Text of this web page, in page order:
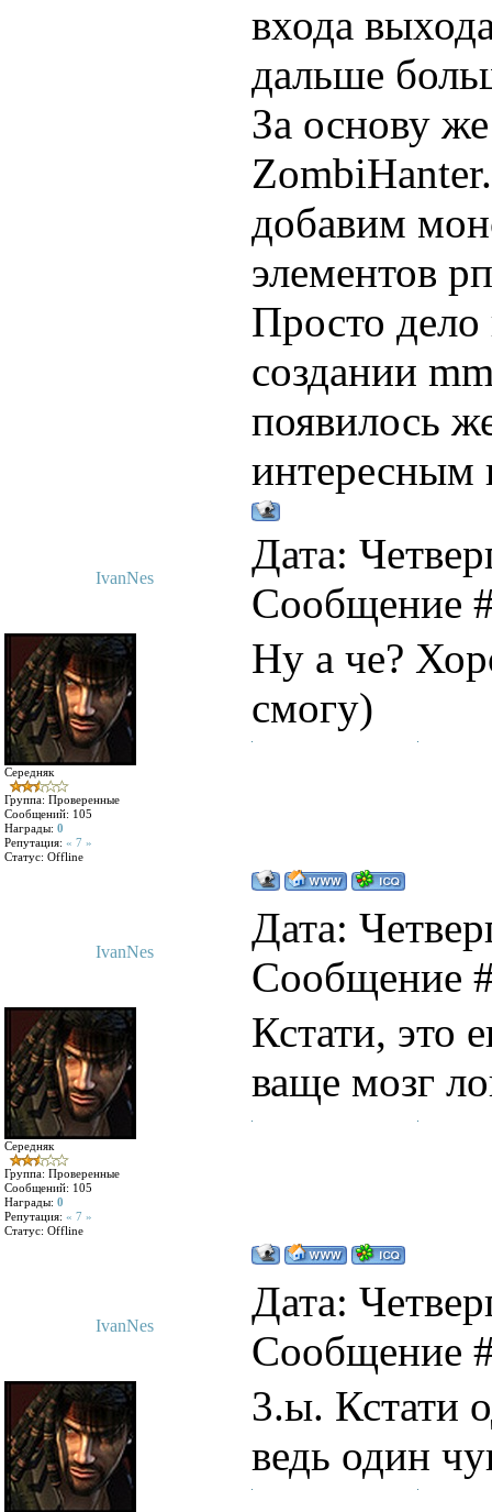
входа
дальше
За основу
добавим
элементов
Просто дело
создании
появилось
интересным
IvanNes
Дата:
Сообщение
Середняк
Группа: Проверенные
Сообщений: 105
Награды: 0
Репутация: « 7 »
Статус: Offline
Ну а че?
смогу)
IvanNes
Дата:
Сообщение
Середняк
Группа: Проверенные
Сообщений: 105
Награды: 0
Репутация: « 7 »
Статус: Offline
Кстати, это
ваще мозг
IvanNes
Дата:
Сообщение
3.ы. Кстати
ведь один